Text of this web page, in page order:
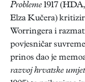
Probleme 1917
Elza Kučera)
Worringera i
povjesničar
prinos dao je
razvoj hrvatske